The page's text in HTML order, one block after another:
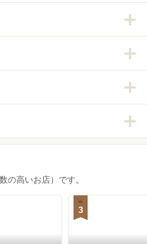
の高いお店）です。
3